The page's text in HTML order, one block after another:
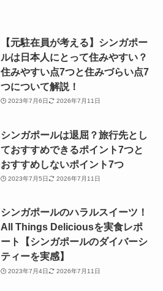
【元駐在員が考える】シンガポー
ルは日本人にとって住みやすい？
住みやすい点7つと住みづらい点7
つについて解説！
2023年7月6日 2026年7月11日
シンガポールは退屈？旅行先とし
ておすすめできるポイント7つと
おすすめしないポイント7つ
2023年7月5日 2026年7月11日
シンガポールのハラルスイーツ！
All Things Deliciousを実食レポ
ート【シンガポールのダイバーシ
ティーを実感】
2023年7月4日 2026年7月11日